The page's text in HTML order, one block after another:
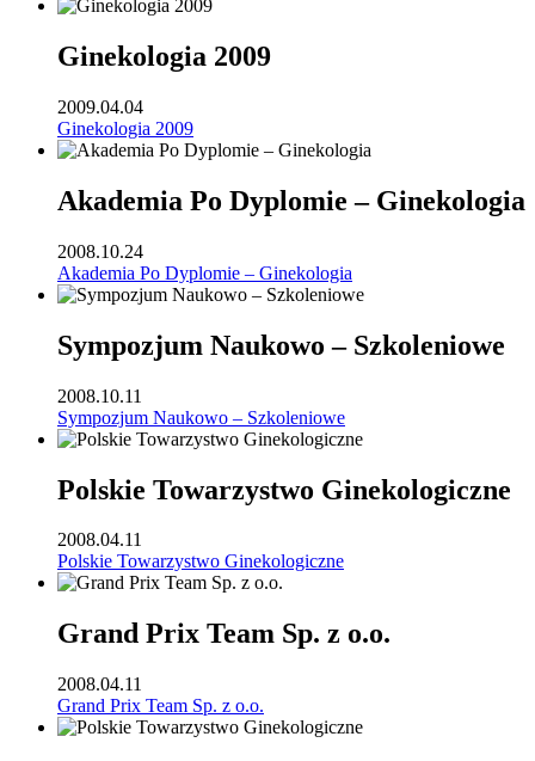
Ginekologia 2009
2009.04.04
Ginekologia 2009
Akademia Po Dyplomie – Ginekologia
2008.10.24
Akademia Po Dyplomie – Ginekologia
Sympozjum Naukowo – Szkoleniowe
2008.10.11
Sympozjum Naukowo – Szkoleniowe
Polskie Towarzystwo Ginekologiczne
2008.04.11
Polskie Towarzystwo Ginekologiczne
Grand Prix Team Sp. z o.o.
2008.04.11
Grand Prix Team Sp. z o.o.